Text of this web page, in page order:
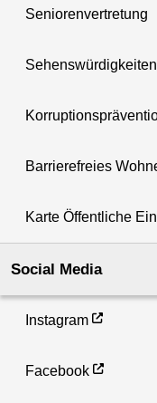
Seniorenvertretung
Sehenswürdigkeiten
Barrierefreies
Karte Öffentliche
Social Media
Instagram
Facebook